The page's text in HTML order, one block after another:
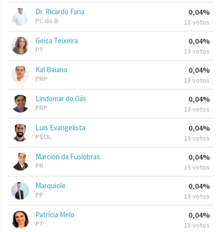
Dr. Ricardo Faria
PC do B
0,04%
13 votos
Geisa Teixeira
PT
0,04%
13 votos
Kal Baiano
PRP
0,04%
13 votos
Lindomar do Gás
PRP
0,04%
13 votos
Luis Evangelista
PSOL
0,04%
13 votos
Marcion da Fusiobras
PR
0,04%
13 votos
Marquiole
PP
0,04%
13 votos
Patrícia Melo
PT
0,04%
13 votos